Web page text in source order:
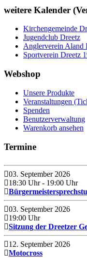
weitere Kalender
Kirchengemeinde
Jugendclub Dreetz
Anglerverein Aland
Sportverein Dreetz
Webshop
Unsere Produkte
Veranstaltungen
Spenden
Benutzerverwaltung
Warenkorb ansehen
Termine
03. September 2026
18:30 Uhr - 19:00 Uhr
03. September 2026
19:00 Uhr
Sitzung der Dreetzer
12. September 2026
Motocross